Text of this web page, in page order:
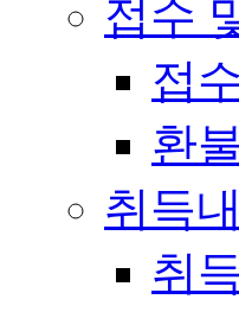
접수
접
환
취득
취